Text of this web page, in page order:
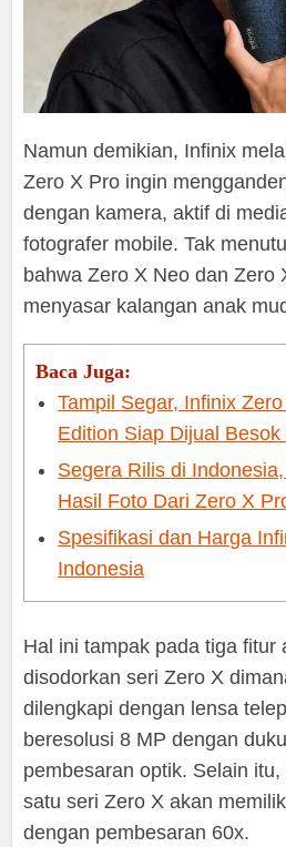
Namun demikian, Infinix
Zero X Pro ingin
dengan kamera, aktif di
fotografer mobile. Tak
bahwa Zero X Neo dan Zero
menyasar kalangan anak
Baca Juga:
Tampil Segar, Infinix
Edition Siap Dijual
Segera Rilis di
Hasil Foto Dari Zero X
Spesifikasi dan Harga
Indonesia
Hal ini tampak pada tiga fitur
disodorkan seri Zero X
dilengkapi dengan lensa
beresolusi 8 MP dengan
pembesaran optik. Selain
satu seri Zero X akan
dengan pembesaran 60x.